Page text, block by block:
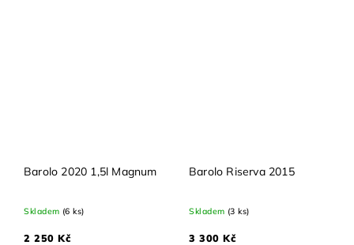
Barolo 2020 1,5l Magnum
Skladem (6 ks)
2 250 Kč
Barolo Riserva 2015
Skladem (3 ks)
3 300 Kč